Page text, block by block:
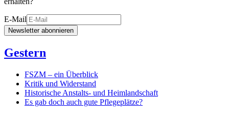
E-Mail
Newsletter abonnieren
Gestern
FSZM – ein Überblick
Kritik und Widerstand
Historische Anstalts- und Heimlandschaft
Es gab doch auch gute Pflegeplätze?